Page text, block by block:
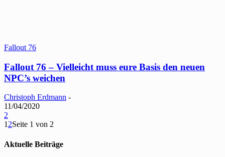
Fallout 76
Fallout 76 – Vielleicht muss eure Basis den neuen
NPC’s weichen
Christoph Erdmann -
11/04/2020
2
1 2Seite 1 von 2
Aktuelle Beiträge